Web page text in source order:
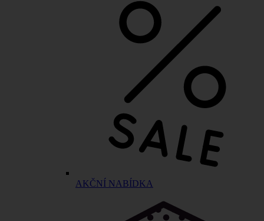
AKČNÍ NABÍDKA